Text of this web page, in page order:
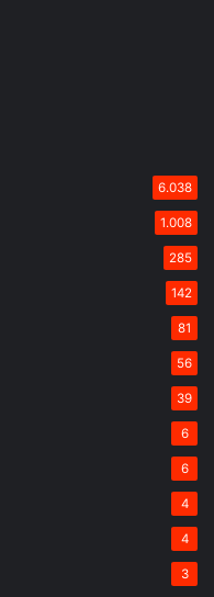
6.038
1.008
285
142
81
56
39
6
6
4
4
3